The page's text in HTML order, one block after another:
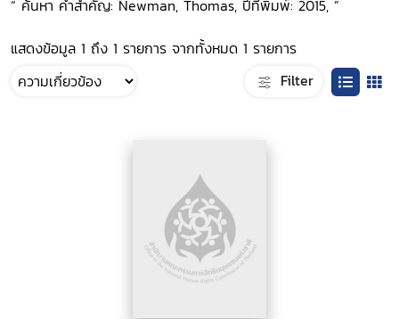
“ ค้นหา คำสำคัญ: Newman, Thomas, ปีที่พิมพ์: 2015, ”
แสดงข้อมูล 1 ถึง 1 รายการ จากทั้งหมด 1 รายการ
Filter